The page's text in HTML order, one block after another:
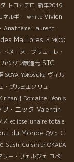
トロカデロ 新年2019
ネルギー white Vivien
Anathème Laurent
Mailloles ＢＭОの
ドメーヌ・プリューレ・
ウゾン醸造元 STC
SOYA Yokosuka ヴィル
・プルミエクリュ
Domaine Léonis
・ニック Valentin
ス eclipse lunaire totale
du Monde QV.g Ｃ
Sushi Cuisinier OKADA
リー・ヴェルジェ ロペ